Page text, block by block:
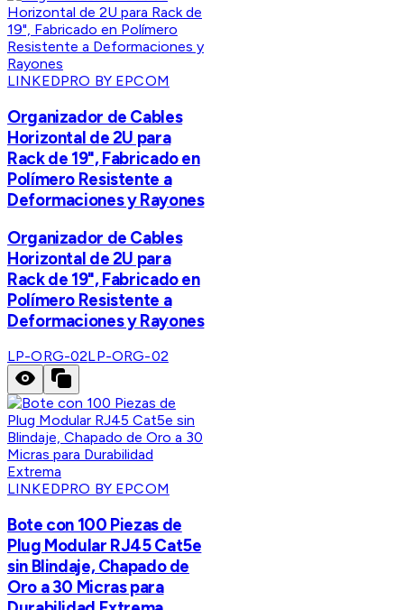
LINKEDPRO BY EPCOM
Organizador de Cables
Horizontal de 2U para
Rack de 19", Fabricado en
Polímero Resistente a
Deformaciones y Rayones
Organizador de Cables
Horizontal de 2U para
Rack de 19", Fabricado en
Polímero Resistente a
Deformaciones y Rayones
LP-ORG-02LP-ORG-02
LINKEDPRO BY EPCOM
Bote con 100 Piezas de
Plug Modular RJ45 Cat5e
sin Blindaje, Chapado de
Oro a 30 Micras para